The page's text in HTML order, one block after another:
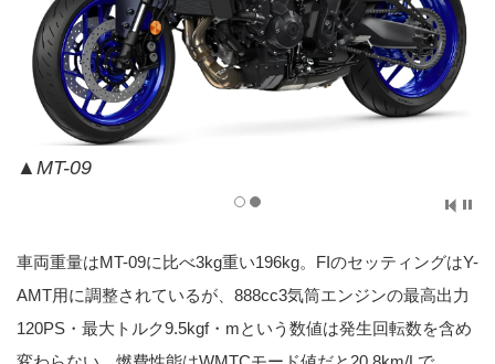
▲MT-09
車両重量はMT-09に比べ3kg重い196kg。FIのセッティングはY-
AMT用に調整されているが、888cc3気筒エンジンの最高出力
120PS・最大トルク9.5kgf・mという数値は発生回転数を含め